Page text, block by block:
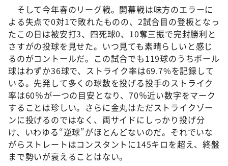
そして今年春のリーグ戦。開幕戦は味方のエラーに
よる失点で0対1で敗れたものの、2試合目の登板となっ
たこの日は被安打3、四死球0、10奪三振で完封勝利と
さすがの投球を見せた。いつ見ても素晴らしいと感じ
るのがコントールだ。この試合でも119球のうちボール
球はわずか36球で、ストライク率は69.7%を記録して
いる。先発して多くの球数を投げる投手のストライク
率は60％が一つの目安となり、70％近い数字をマーク
することは珍しい。さらに金丸はただストライクゾー
ンに投げるのではなく、両サイドにしっかり投げ分
け、いわゆる“逆球”がほとんどないのだ。それでいな
がらストレートはコンスタントに145キロを超え、終盤
まで勢いが衰えることはない。